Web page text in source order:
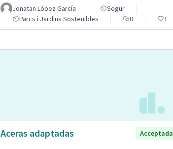
Jonatan López García
Segur
Parcs i Jardins Sostenibles
0 1
Aceras adaptadas Acceptada